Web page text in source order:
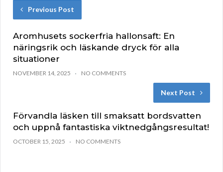
Previous Post
Aromhusets sockerfria hallonsaft: En
näringsrik och läskande dryck för alla
situationer
NOVEMBER 14, 2025 NO COMMENTS
Next Post
Förvandla läsken till smaksatt bordsvatten
och uppnå fantastiska viktnedgångsresultat!
OCTOBER 15, 2025 NO COMMENTS